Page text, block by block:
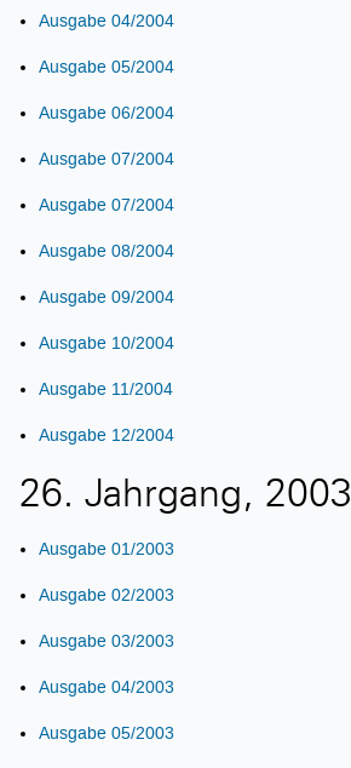
Ausgabe 04/2004
Ausgabe 05/2004
Ausgabe 06/2004
Ausgabe 07/2004
Ausgabe 07/2004
Ausgabe 08/2004
Ausgabe 09/2004
Ausgabe 10/2004
Ausgabe 11/2004
Ausgabe 12/2004
26. Jahrgang, 2003
Ausgabe 01/2003
Ausgabe 02/2003
Ausgabe 03/2003
Ausgabe 04/2003
Ausgabe 05/2003